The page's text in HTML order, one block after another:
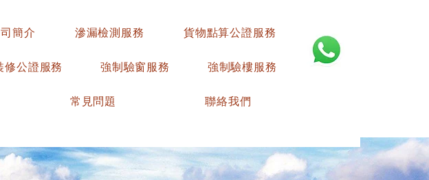
簡介 滲漏檢測服務 貨物點算公證服務
修公證服務 強制驗窗服務 強制驗樓服務
常見問題 聯絡我們